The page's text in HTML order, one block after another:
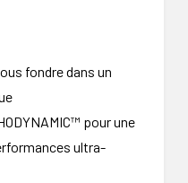
fondre dans un
pour une
ultra-